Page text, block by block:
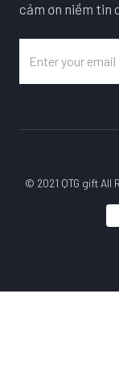
cảm ơn niềm tin
© 2021 QTG gift All